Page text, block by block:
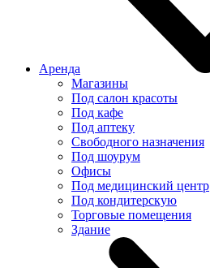
Аренда
Магазины
Под салон красоты
Под кафе
Под аптеку
Свободного назначения
Под шоурум
Офисы
Под медицинский центр
Под кондитерскую
Торговые помещения
Здание